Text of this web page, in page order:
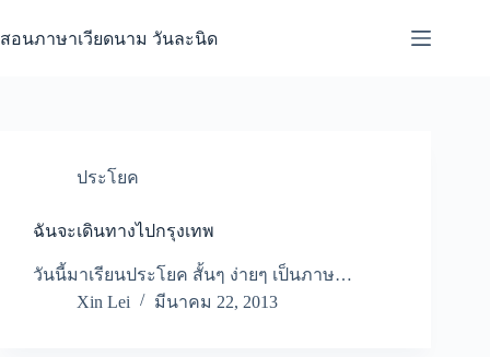
content
สอนภาษาเวียดนาม วันละนิด
ประโยค
ฉันจะเดินทางไปกรุงเทพ
วันนี้มาเรียนประโยค สั้นๆ ง่ายๆ เป็นภาษ…
Xin Lei
มีนาคม 22, 2013